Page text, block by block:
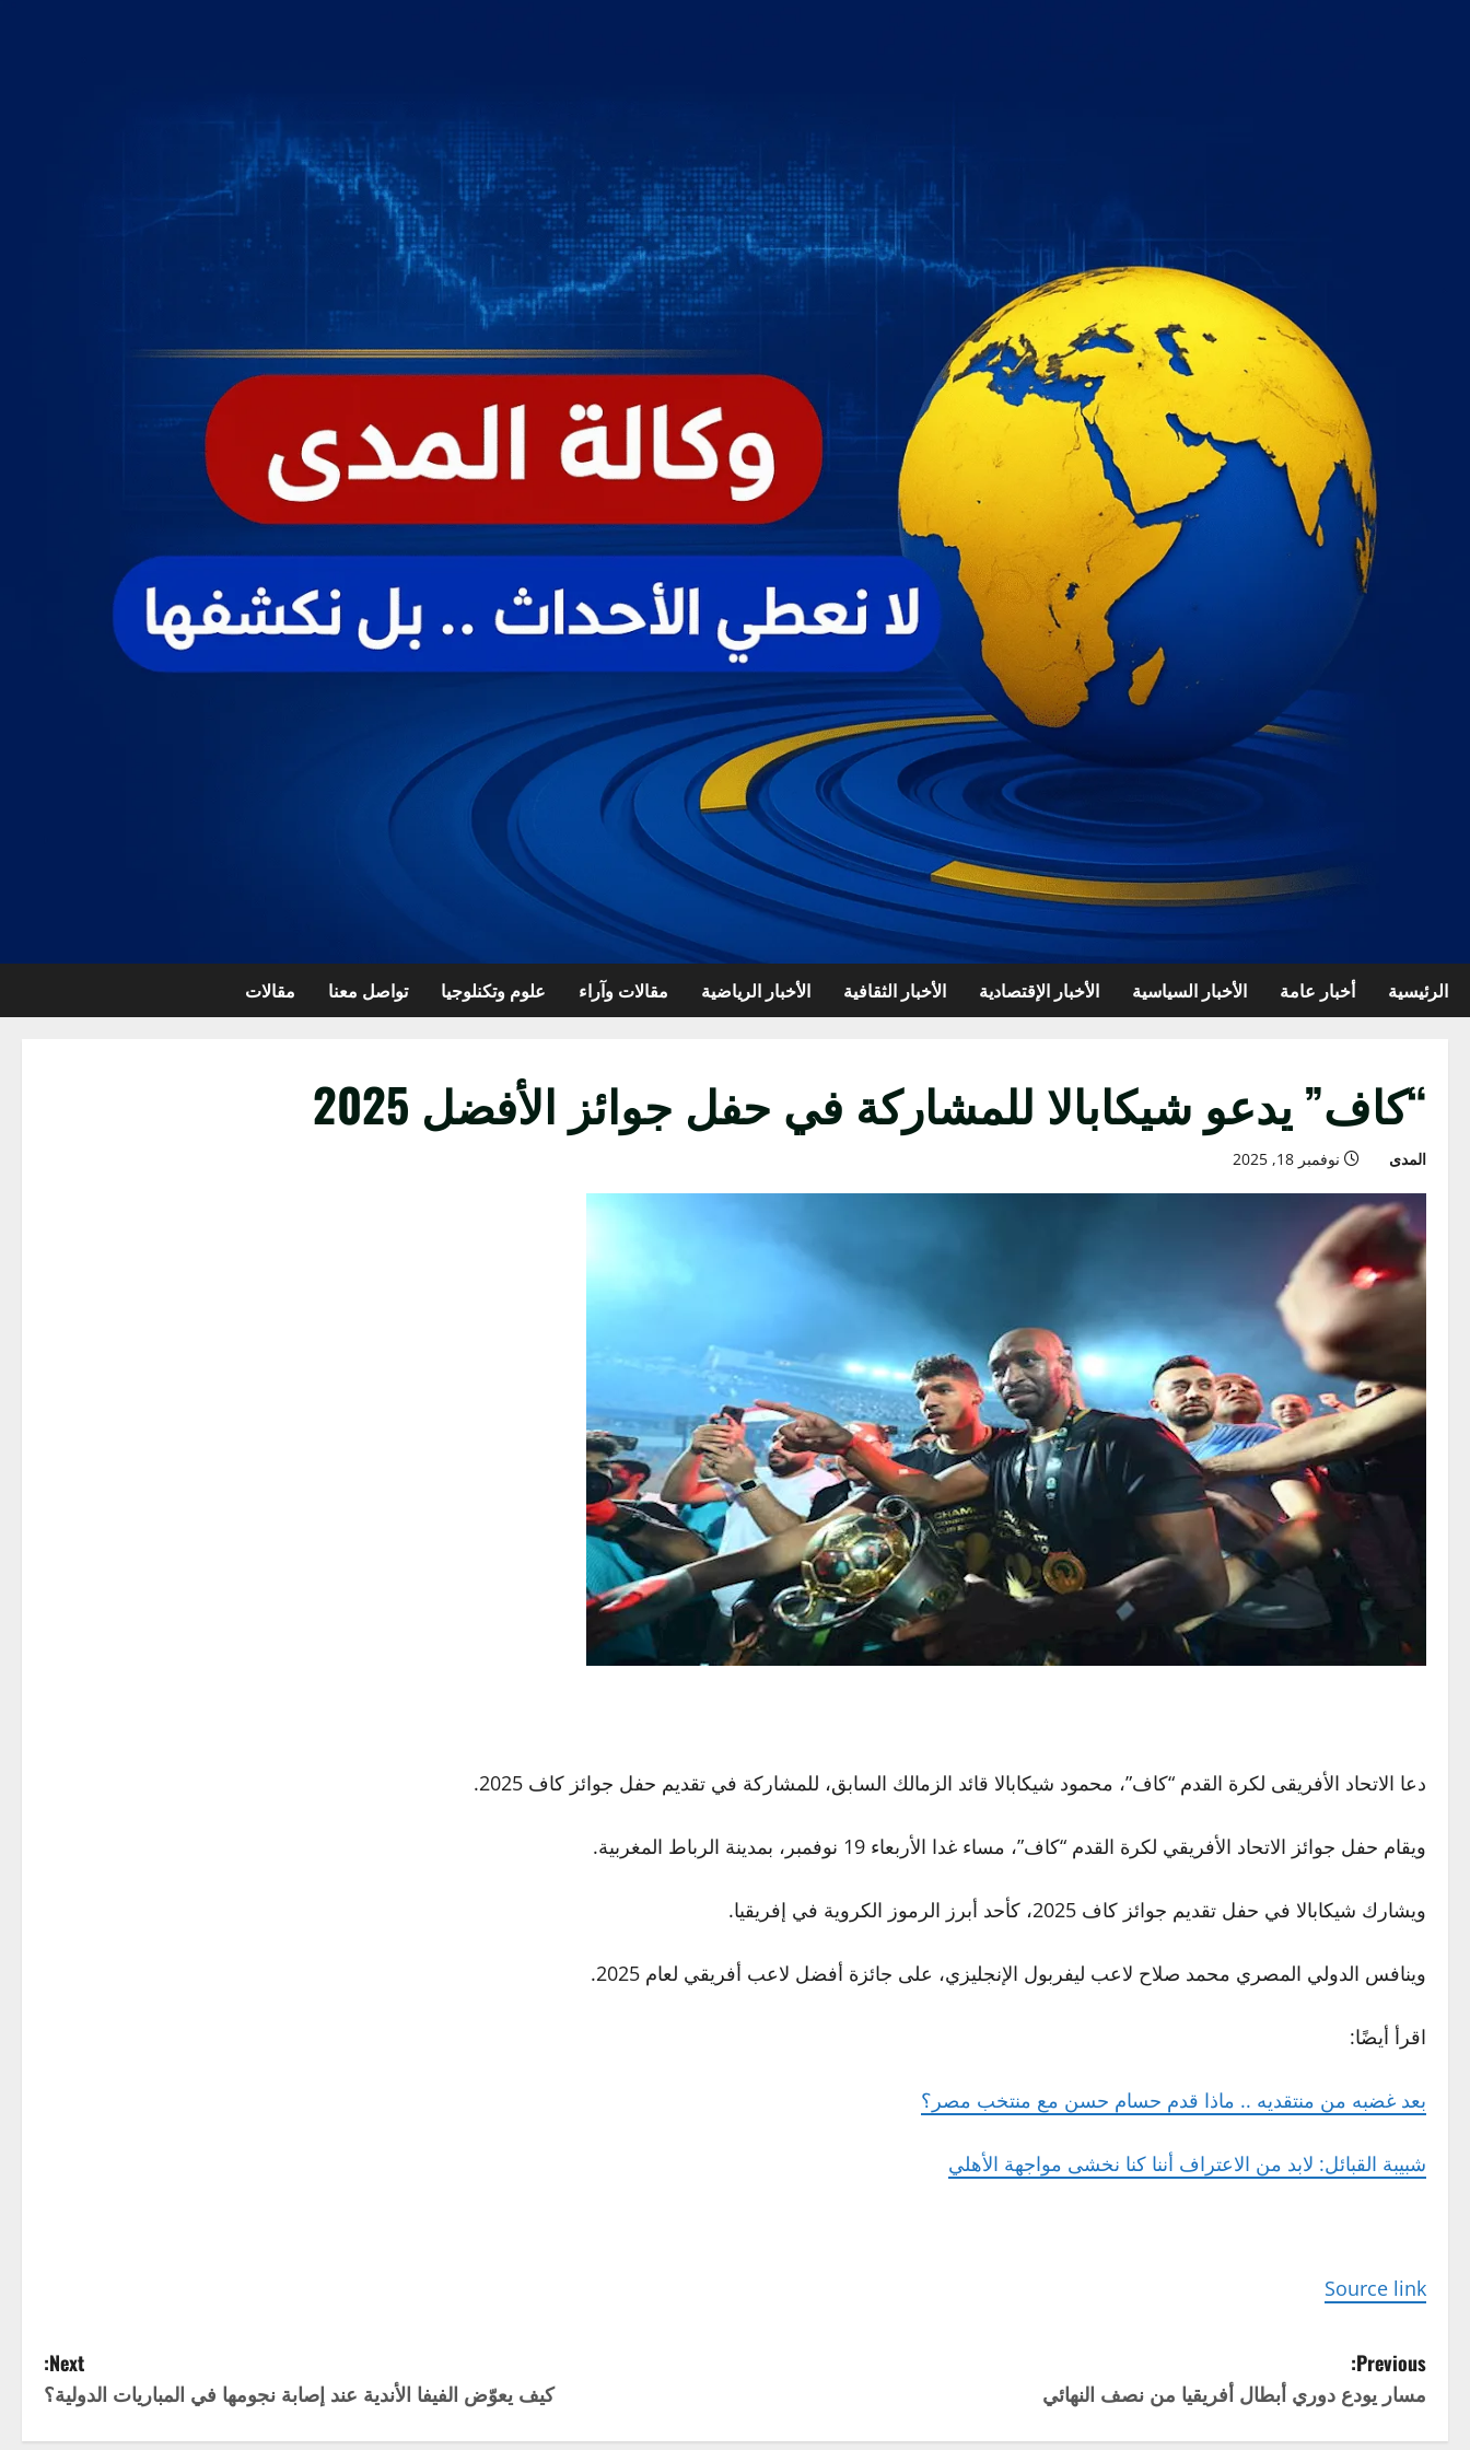
الرئيسية أخبار عامة الأخبار السياسية الأخبار الإقتصادية الأخبار الثقافية الأخبار الرياضية مقالات وآراء علوم وتكنلوجيا تواصل معنا مقالات
“كاف” يدعو شيكابالا للمشاركة في حفل جوائز الأفضل 2025
المدى نوفمبر 18, 2025
دعا الاتحاد الأفريقى لكرة القدم “كاف”، محمود شيكابالا قائد الزمالك السابق، للمشاركة في تقديم حفل جوائز كاف 2025.
ويقام حفل جوائز الاتحاد الأفريقي لكرة القدم “كاف”، مساء غدا الأربعاء 19 نوفمبر، بمدينة الرباط المغربية.
ويشارك شيكابالا في حفل تقديم جوائز كاف 2025، كأحد أبرز الرموز الكروية في إفريقيا.
وينافس الدولي المصري محمد صلاح لاعب ليفربول الإنجليزي، على جائزة أفضل لاعب أفريقي لعام 2025.
اقرأ أيضًا:
بعد غضبه من منتقديه .. ماذا قدم حسام حسن مع منتخب مصر؟
شبيبة القبائل: لابد من الاعتراف أننا كنا نخشى مواجهة الأهلي
Source link
P
o
Previous:
مسار يودع دوري أبطال أفريقيا من نصف النهائي
Next:
كيف يعوّض الفيفا الأندية عند إصابة نجومها في المباريات الدولية؟